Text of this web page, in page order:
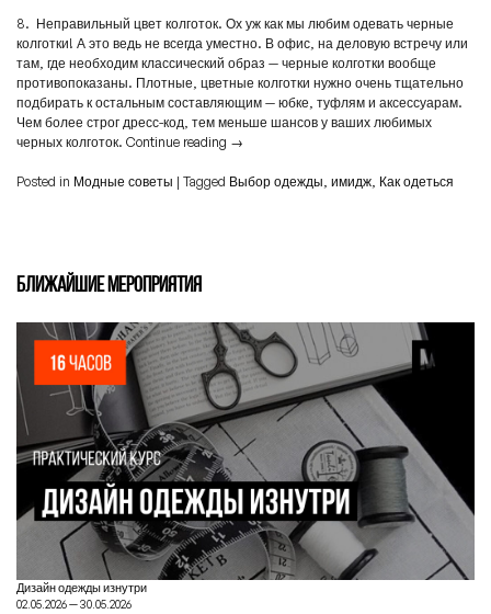
8. Неправильный цвет колготок. Ох уж как мы любим одевать черные
колготки! А это ведь не всегда уместно. В офис, на деловую встречу или
там, где необходим классический образ — черные колготки вообще
противопоказаны. Плотные, цветные колготки нужно очень тщательно
подбирать к остальным составляющим — юбке, туфлям и аксессуарам.
Чем более строг дресс-код, тем меньше шансов у ваших любимых
черных колготок. Continue reading →
Posted in Модные советы | Tagged Выбор одежды, имидж, Как одеться
БЛИЖАЙШИЕ МЕРОПРИЯТИЯ
Дизайн одежды изнутри
02.05.2026 — 30.05.2026